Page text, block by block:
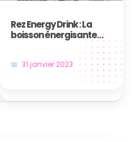
Rez Energy Drink : La
boisson énergisante
31 janvier 2023